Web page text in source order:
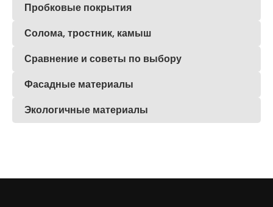
Пробковые покрытия
Солома, тростник, камыш
Сравнение и советы по выбору
Фасадные материалы
Экологичные материалы